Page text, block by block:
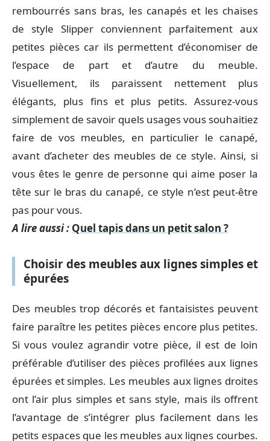
rembourrés sans bras, les canapés et les chaises
de style Slipper conviennent parfaitement aux
petites pièces car ils permettent d’économiser de
l’espace de part et d’autre du meuble.
Visuellement, ils paraissent nettement plus
élégants, plus fins et plus petits. Assurez-vous
simplement de savoir quels usages vous souhaitiez
faire de vos meubles, en particulier le canapé,
avant d’acheter des meubles de ce style. Ainsi, si
vous êtes le genre de personne qui aime poser la
tête sur le bras du canapé, ce style n’est peut-être
pas pour vous.
A lire aussi : Quel tapis dans un petit salon ?
Choisir des meubles aux lignes simples et
épurées
Des meubles trop décorés et fantaisistes peuvent
faire paraître les petites pièces encore plus petites.
Si vous voulez agrandir votre pièce, il est de loin
préférable d’utiliser des pièces profilées aux lignes
épurées et simples. Les meubles aux lignes droites
ont l’air plus simples et sans style, mais ils offrent
l’avantage de s’intégrer plus facilement dans les
petits espaces que les meubles aux lignes courbes.